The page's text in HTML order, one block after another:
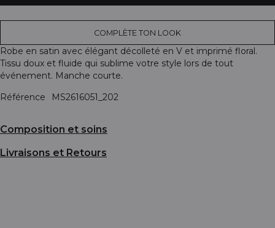
COMPLÈTE TON LOOK
Robe en satin avec élégant décolleté en V et imprimé floral.
Tissu doux et fluide qui sublime votre style lors de tout
événement. Manche courte.
Référence
MS2616051_202
Composition et soins
Livraisons et Retours